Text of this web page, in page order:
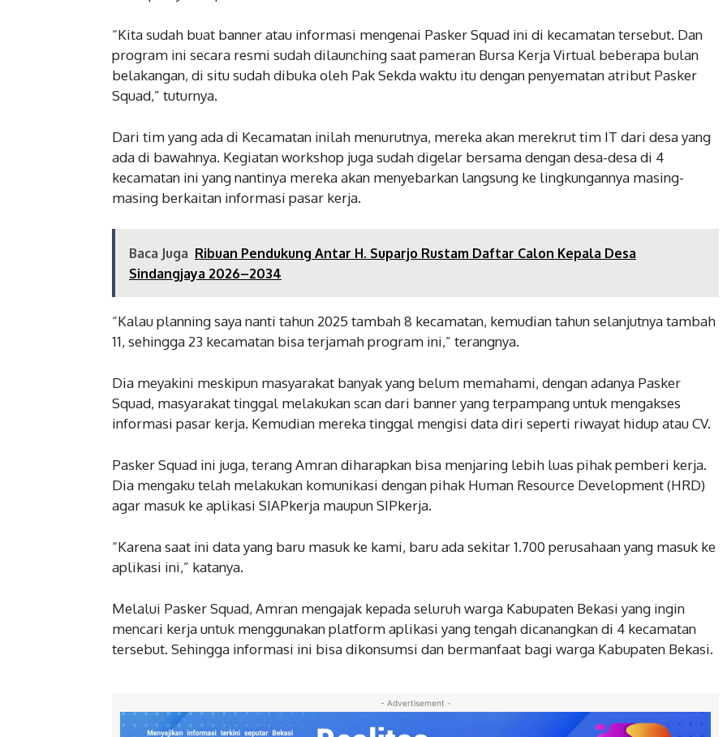
“Kita sudah buat banner atau informasi mengenai Pasker Squad ini di kecamatan tersebut. Dan
program ini secara resmi sudah dilaunching saat pameran Bursa Kerja Virtual beberapa bulan
belakangan, di situ sudah dibuka oleh Pak Sekda waktu itu dengan penyematan atribut Pasker
Squad,” tuturnya.
Dari tim yang ada di Kecamatan inilah menurutnya, mereka akan merekrut tim IT dari desa yang
ada di bawahnya. Kegiatan workshop juga sudah digelar bersama dengan desa-desa di 4
kecamatan ini yang nantinya mereka akan menyebarkan langsung ke lingkungannya masing-
masing berkaitan informasi pasar kerja.
Baca Juga Ribuan Pendukung Antar H. Suparjo Rustam Daftar Calon Kepala Desa
Sindangjaya 2026–2034
“Kalau planning saya nanti tahun 2025 tambah 8 kecamatan, kemudian tahun selanjutnya tambah
11, sehingga 23 kecamatan bisa terjamah program ini,” terangnya.
Dia meyakini meskipun masyarakat banyak yang belum memahami, dengan adanya Pasker
Squad, masyarakat tinggal melakukan scan dari banner yang terpampang untuk mengakses
informasi pasar kerja. Kemudian mereka tinggal mengisi data diri seperti riwayat hidup atau CV.
Pasker Squad ini juga, terang Amran diharapkan bisa menjaring lebih luas pihak pemberi kerja.
Dia mengaku telah melakukan komunikasi dengan pihak Human Resource Development (HRD)
agar masuk ke aplikasi SIAPkerja maupun SIPkerja.
“Karena saat ini data yang baru masuk ke kami, baru ada sekitar 1.700 perusahaan yang masuk ke
aplikasi ini,” katanya.
Melalui Pasker Squad, Amran mengajak kepada seluruh warga Kabupaten Bekasi yang ingin
mencari kerja untuk menggunakan platform aplikasi yang tengah dicanangkan di 4 kecamatan
tersebut. Sehingga informasi ini bisa dikonsumsi dan bermanfaat bagi warga Kabupaten Bekasi.
- Advertisement -